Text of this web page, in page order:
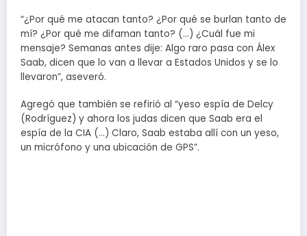
“¿Por qué me atacan tanto? ¿Por qué se burlan tanto de
mí? ¿Por qué me difaman tanto? (…) ¿Cuál fue mi
mensaje? Semanas antes dije: Algo raro pasa con Álex
Saab, dicen que lo van a llevar a Estados Unidos y se lo
llevaron”, aseveró.
Agregó que también se refirió al “yeso espía de Delcy
(Rodríguez) y ahora los judas dicen que Saab era el
espía de la CIA (…) Claro, Saab estaba allí con un yeso,
un micrófono y una ubicación de GPS”.